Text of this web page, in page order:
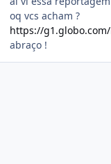
oq vcs acham ?
https://
abraço !